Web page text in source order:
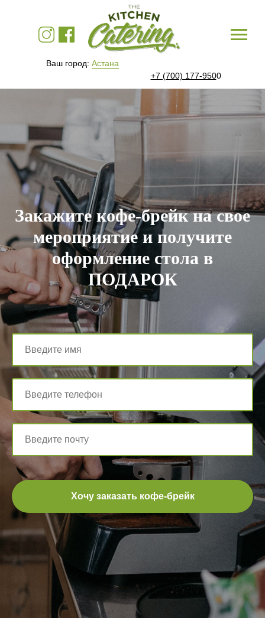
Ваш город: Астана
+7 (700) 177-9500
Закажите кофе-брейк на свое
мероприятие и получите
оформление стола в
ПОДАРОК
Хочу заказать кофе-брейк